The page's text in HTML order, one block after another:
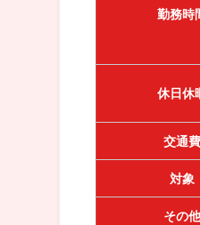
勤務時
休日休
交通費
対象
その